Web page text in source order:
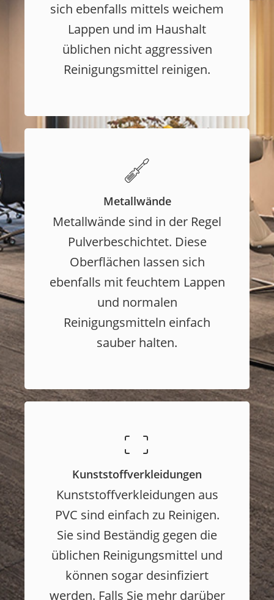
sich ebenfalls mittels weichem
Lappen und im Haushalt
üblichen nicht aggressiven
Reinigungsmittel reinigen.
Metallwände
Metallwände sind in der Regel
Pulverbeschichtet. Diese
Oberflächen lassen sich
ebenfalls mit feuchtem Lappen
und normalen
Reinigungsmitteln einfach
sauber halten.
Kunststoffverkleidungen
Kunststoffverkleidungen aus
PVC sind einfach zu Reinigen.
Sie sind Beständig gegen die
üblichen Reinigungsmittel und
können sogar desinfiziert
werden. Falls Sie mehr darüber